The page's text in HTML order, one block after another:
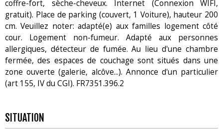
coffre-fort, sèche-cheveux. Internet (Connexion WIFI,
gratuit). Place de parking (couvert, 1 Voiture), hauteur 200
cm. Veuillez noter: adapté(e) aux familles logement côté
cour. Logement non-fumeur. Adapté aux personnes
allergiques, détecteur de fumée. Au lieu d'une chambre
fermée, des espaces de couchage sont situés dans une
zone ouverte (galerie, alcôve...). Annonce d'un particulier
(art 155, IV du CGI). FR7351.396.2
SITUATION